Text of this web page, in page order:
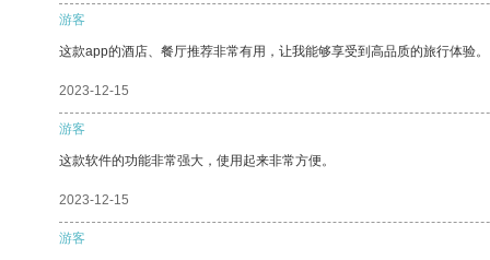
游客
这款app的酒店、餐厅推荐非常有用，让我能够享受到高品质的旅行体验。
2023-12-15
游客
这款软件的功能非常强大，使用起来非常方便。
2023-12-15
游客